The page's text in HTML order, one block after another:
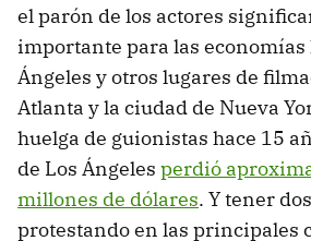
el parón de los actores
importante para las economías
Ángeles y otros lugares de
Atlanta y la ciudad de Nueva
huelga de guionistas hace 15
de Los Ángeles perdió
millones de dólares. Y tener
protestando en las principales